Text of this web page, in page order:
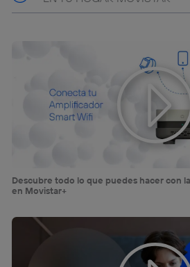
Descubre todo lo que puedes hacer con
en Movistar+